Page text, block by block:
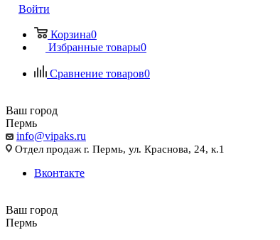
Войти
Корзина0
Избранные товары0
Сравнение товаров0
Ваш город
Пермь
info@vipaks.ru
Отдел продаж г. Пермь, ул. Краснова, 24, к.1
Вконтакте
Ваш город
Пермь